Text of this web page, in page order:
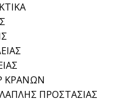
ΚΡΑΝΩΝ
ΠΡΟΣΤΑΣΙΑΣ